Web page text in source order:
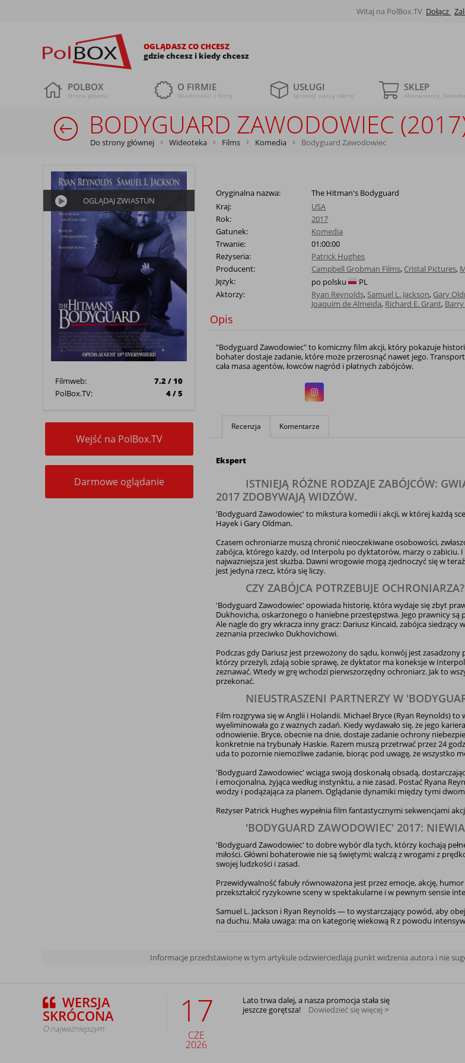
Witaj na PolBox.TV Dołącz
OGLĄDASZ CO CHCESZ
gdzie chcesz i kiedy chcesz
POLBOX
Strona główna
O FIRMIE
Wiadomości z firmy
USŁUGI
Sprawdź naszą ofertę
SKLEP
Abonamenty,
BODYGUARD ZAWODOWIEC
Do strony głównej Wideoteka Films Komedia Bodyguard Zawodowiec
OGLĄDAJ ZWIASTUN
Filmweb:
7.2 / 10
PolBox.TV:
4 / 5
Wejść na PolBox.TV
Darmowe oglądanie
Oryginalna nazwa:
The Hitman's Bodyguard
Kraj:
USA
Rok:
2017
Gatunek:
Komedia
Trwanie:
01:00:00
Reżyseria:
Patrick Hughes
Producent:
Campbell Grobman Films, Cristal Pictures,
Język:
po polsku
PL
Aktorzy:
Ryan Reynolds, Samuel L. Jackson, Gary
Joaquim de Almeida, Richard E. Grant,
Opis
"Bodyguard Zawodowiec" to komiczny film akcji, który pokazuje
bohater dostaje zadanie, które może przerosnąć nawet jego.
cała masa agentów, łowców nagród i płatnych zabójców.
Recenzja Komentarze
Ekspert
ISTNIEJĄ RÓŻNE RODZAJE ZABÓJCÓW:
2017 ZDOBYWAJĄ WIDZÓW.
'Bodyguard Zawodowiec' to mikstura komedii i akcji, w której każdą
Hayek i Gary Oldman.
Czasem ochroniarze muszą chronić nieoczekiwane osobowości,
zabójca, którego każdy, od Interpolu po dyktatorów, marzy o zabiciu.
najważniejsza jest służba. Dawni wrogowie mogą zjednoczyć się w
jest jedyna rzecz, która się liczy.
CZY ZABÓJCA POTRZEBUJE OCHRONIARZA?
'Bodyguard Zawodowiec' opowiada historię, która wydaje się zbyt
Dukhovicha, oskarżonego o haniebne przestępstwa. Jego prawnicy
Ale nagle do gry wkracza inny gracz: Dariusz Kincaid, zabójca
zeznania przeciwko Dukhovichowi.
Podczas gdy Dariusz jest przewożony do sądu, konwój jest
którzy przeżyli, zdają sobie sprawę, że dyktator ma koneksje w
zeznawać. Wtedy w grę wchodzi pierwszorzędny ochroniarz. Jak to
przekonać.
NIEUSTRASZENI PARTNERZY W
Film rozgrywa się w Anglii i Holandii. Michael Bryce (Ryan Reynolds)
wyeliminowała go z ważnych zadań. Kiedy wydawało się, że jego
odnowienie. Bryce, obecnie na dnie, dostaje zadanie ochrony
konkretnie na trybunały Haskie. Razem muszą przetrwać przez 24
uda to pozornie niemożliwe zadanie, biorąc pod uwagę, że wszystko
'Bodyguard Zawodowiec' wciąga swoją doskonałą obsadą,
i emocjonalna, żyjąca według instynktu, a nie zasad. Postać Ryana
wodzy i podążająca za planem. Oglądanie dynamiki między tymi
Reżyser Patrick Hughes wypełnia film fantastycznymi sekwencjami
'BODYGUARD ZAWODOWIEC' 2017:
'Bodyguard Zawodowiec' to dobre wybór dla tych, którzy kochają
miłości. Główni bohaterowie nie są świętymi; walczą z wrogami z
swojej ludzkości i zasad.
Przewidywalność fabuły równoważona jest przez emocje, akcję,
przekształcić ryzykowne sceny w spektakularne i w pewnym sensie
Samuel L. Jackson i Ryan Reynolds — to wystarczający powód, aby
na duchu. Mała uwaga: ma on kategorię wiekową R z powodu
Informacje przedstawione w tym artykule odzwierciedlają punkt widzenia autora i nie
WERSJA
SKRÓCONA
O najważniejszym 17
CZE
2026
Lato trwa dalej, a nasza promocja stała się
jeszcze gorętsza!
Dowiedzieć się więcej